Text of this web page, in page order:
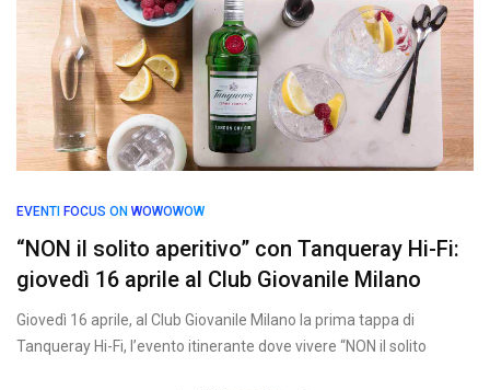
EVENTI FOCUS ON WOWOWOW
“NON il solito aperitivo” con Tanqueray Hi-Fi:
giovedì 16 aprile al Club Giovanile Milano
Giovedì 16 aprile, al Club Giovanile Milano la prima tappa di
Tanqueray Hi-Fi, l’evento itinerante dove vivere “NON il solito